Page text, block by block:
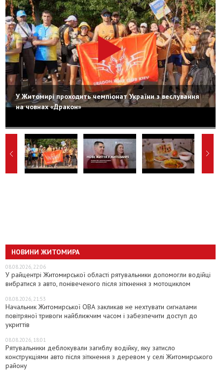
У Житомирі проходить чемпіонат України з веслування
на човнах «Дракон»
НОВИНИ ЖИТОМИРА
08.08.2026, 22:06
У райцентрі Житомирської області рятувальники допомогли водійці
вибратися з авто, понівеченого після зіткнення з мотоциклом
08.08.2026, 21:53
Начальник Житомирської ОВА закликав не нехтувати сигналами
повітряної тривоги найближчим часом і забезпечити доступ до
укриттів
08.08.2026, 18:01
Рятувальники деблокували загиблу водійку, яку затисло
конструкціями авто після зіткнення з деревом у селі Житомирського
району